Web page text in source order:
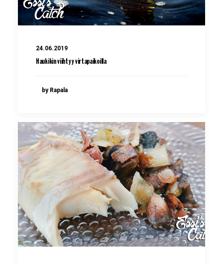
24.06.2019
Haukikin viihtyy virtapaikoilla
by Rapala